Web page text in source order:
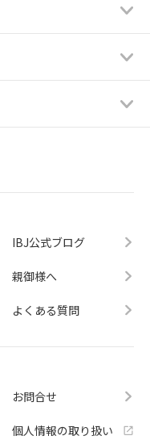
IBJ公式ブログ
親御様へ
よくある質問
お問合せ
個人情報の取り扱い